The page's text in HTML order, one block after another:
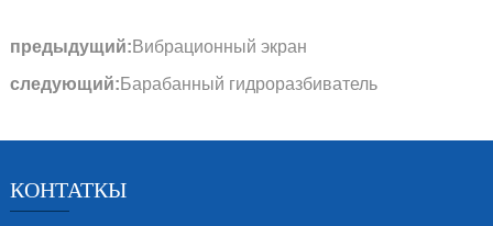
предыдущий: Вибрационный экран
следующий: Барабанный гидроразбиватель
КОНТАТКЫ